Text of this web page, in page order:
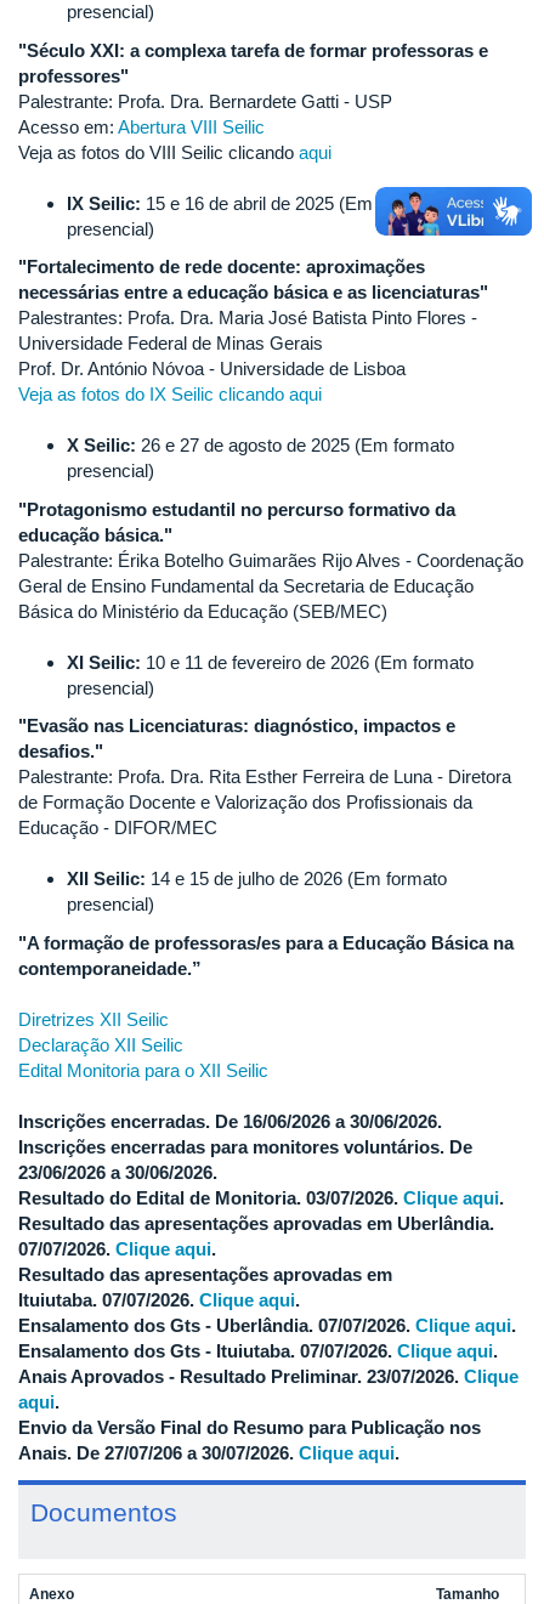
presencial)
"Século XXI: a complexa tarefa de formar professoras e
professores"
Palestrante: Profa. Dra. Bernardete Gatti - USP
Acesso em: Abertura VIII Seilic
Veja as fotos do VIII Seilic clicando aqui
IX Seilic: 15 e 16 de abril de 2025 (Em formato
presencial)
"Fortalecimento de rede docente: aproximações
necessárias entre a educação básica e as licenciaturas"
Palestrantes: Profa. Dra. Maria José Batista Pinto Flores -
Universidade Federal de Minas Gerais
Prof. Dr. António Nóvoa - Universidade de Lisboa
Veja as fotos do IX Seilic clicando aqui
X Seilic: 26 e 27 de agosto de 2025 (Em formato
presencial)
"Protagonismo estudantil no percurso formativo da
educação básica."
Palestrante: Érika Botelho Guimarães Rijo Alves - Coordenação
Geral de Ensino Fundamental da Secretaria de Educação
Básica do Ministério da Educação (SEB/MEC)
XI Seilic: 10 e 11 de fevereiro de 2026 (Em formato
presencial)
"Evasão nas Licenciaturas: diagnóstico, impactos e
desafios."
Palestrante: Profa. Dra. Rita Esther Ferreira de Luna - Diretora
de Formação Docente e Valorização dos Profissionais da
Educação - DIFOR/MEC
XII Seilic: 14 e 15 de julho de 2026 (Em formato
presencial)
"A formação de professoras/es para a Educação Básica na
contemporaneidade.”
Diretrizes XII Seilic
Declaração XII Seilic
Edital Monitoria para o XII Seilic
Inscrições encerradas. De 16/06/2026 a 30/06/2026.
Inscrições encerradas para monitores voluntários. De
23/06/2026 a 30/06/2026.
Resultado do Edital de Monitoria. 03/07/2026. Clique aqui.
Resultado das apresentações aprovadas em Uberlândia.
07/07/2026. Clique aqui.
Resultado das apresentações aprovadas em
Ituiutaba. 07/07/2026. Clique aqui.
Ensalamento dos Gts - Uberlândia. 07/07/2026. Clique aqui.
Ensalamento dos Gts - Ituiutaba. 07/07/2026. Clique aqui.
Anais Aprovados - Resultado Preliminar. 23/07/2026. Clique
aqui.
Envio da Versão Final do Resumo para Publicação nos
Anais. De 27/07/206 a 30/07/2026. Clique aqui.
Documentos
Anexo Tamanho